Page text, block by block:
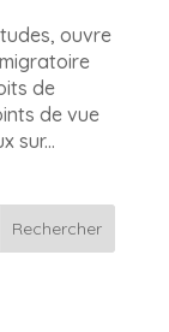
ouvre
de
de vue
sur...
Rechercher